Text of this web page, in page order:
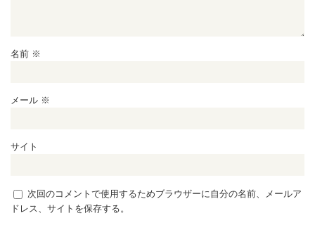
名前 ※
メール ※
サイト
次回のコメントで使用するためブラウザーに自分の名前、メールア
ドレス、サイトを保存する。